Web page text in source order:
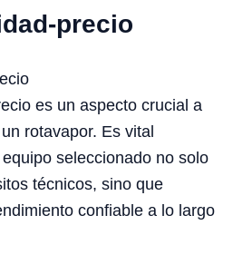
precio
es un aspecto crucial a
rotavapor. Es vital
seleccionado no solo
técnicos, sino que
confiable a lo largo